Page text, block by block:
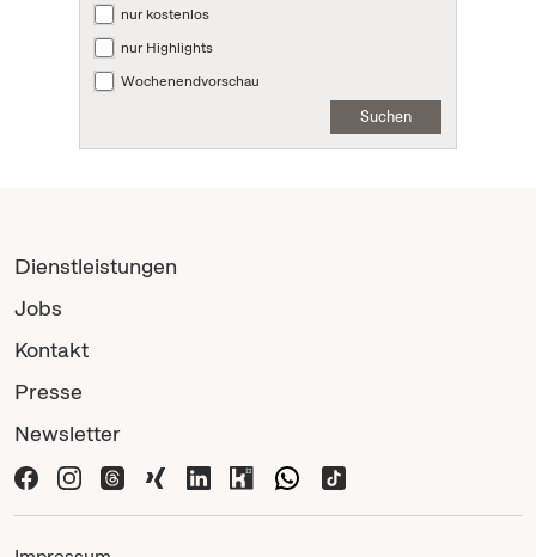
nur kostenlos
nur Highlights
Wochenendvorschau
Suchen
Dienstleistungen
Jobs
Kontakt
Presse
Newsletter